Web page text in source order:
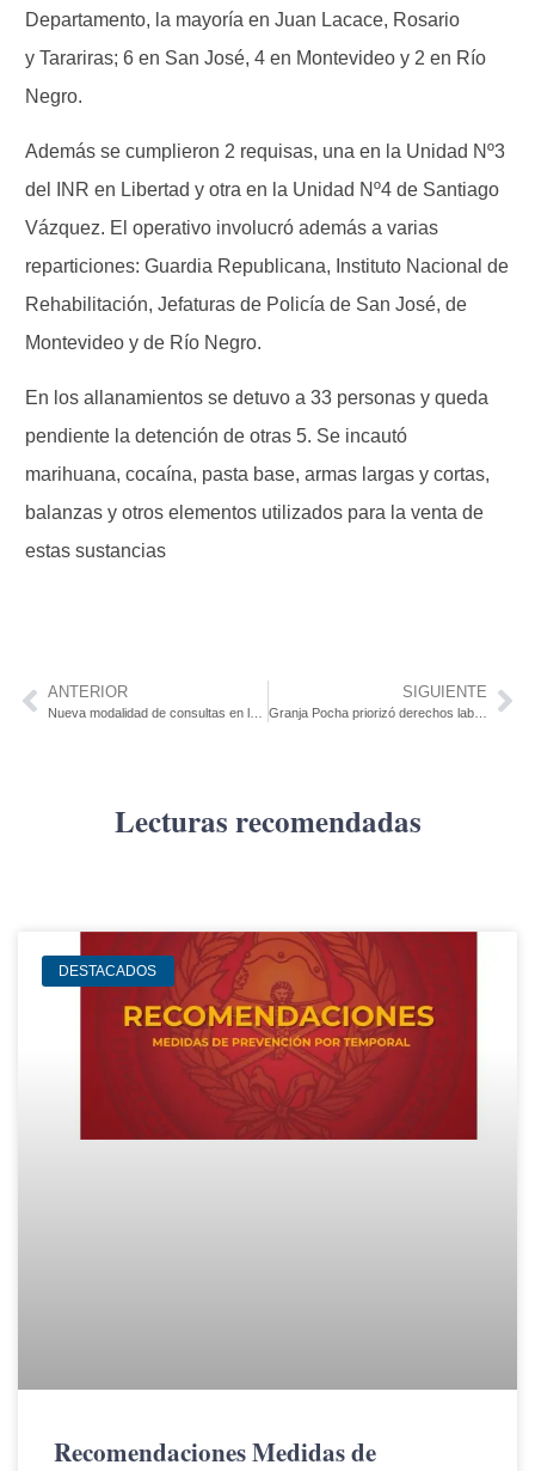
Departamento, la mayoría en Juan Lacace, Rosario
y Tarariras; 6 en San José, 4 en Montevideo y 2 en Río
Negro.
Además se cumplieron 2 requisas, una en la Unidad Nº3
del INR en Libertad y otra en la Unidad Nº4 de Santiago
Vázquez. El operativo involucró además a varias
reparticiones: Guardia Republicana, Instituto Nacional de
Rehabilitación, Jefaturas de Policía de San José, de
Montevideo y de Río Negro.
En los allanamientos se detuvo a 33 personas y queda
pendiente la detención de otras 5. Se incautó
marihuana, cocaína, pasta base, armas largas y cortas,
balanzas y otros elementos utilizados para la venta de
estas sustancias
ANTERIOR SIGUIENTE
Granja Pocha priorizó derechos laborales y rescindió contrato con dos empresas transportistas
Lecturas recomendadas
DESTACADOS
Recomendaciones Medidas de